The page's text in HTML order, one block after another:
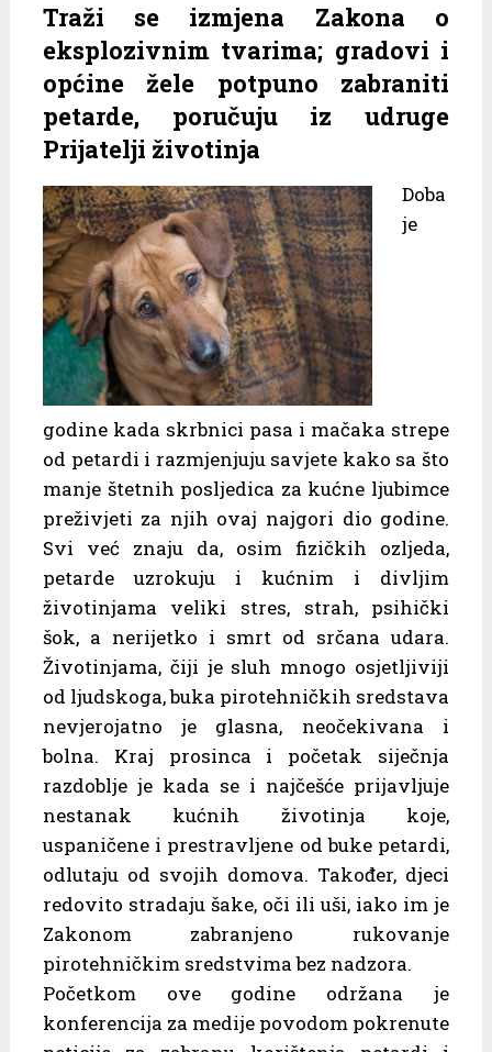
Traži se izmjena Zakona o
eksplozivnim tvarima; gradovi i
općine žele potpuno zabraniti
petarde, poručuju iz udruge
Prijatelji životinja
Doba
je
godine kada skrbnici pasa i mačaka strepe
od petardi i razmjenjuju savjete kako sa što
manje štetnih posljedica za kućne ljubimce
preživjeti za njih ovaj najgori dio godine.
Svi već znaju da, osim fizičkih ozljeda,
petarde uzrokuju i kućnim i divljim
životinjama veliki stres, strah, psihički
šok, a nerijetko i smrt od srčana udara.
Životinjama, čiji je sluh mnogo osjetljiviji
od ljudskoga, buka pirotehničkih sredstava
nevjerojatno je glasna, neočekivana i
bolna. Kraj prosinca i početak siječnja
razdoblje je kada se i najčešće prijavljuje
nestanak kućnih životinja koje,
uspaničene i prestravljene od buke petardi,
odlutaju od svojih domova. Također, djeci
redovito stradaju šake, oči ili uši, iako im je
Zakonom zabranjeno rukovanje
pirotehničkim sredstvima bez nadzora.
Početkom ove godine održana je
konferencija za medije povodom pokrenute